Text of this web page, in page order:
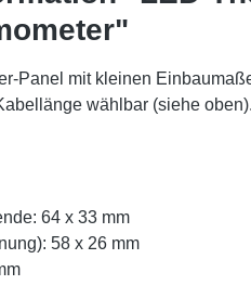
Panel mit kleinen
wählbar (siehe oben).
64 x 33 mm
58 x 26 mm